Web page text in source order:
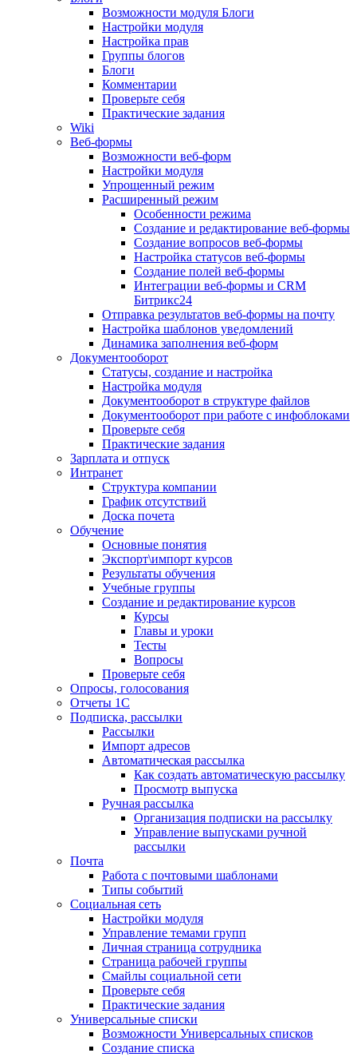
Возможности модуля Блоги
Настройки модуля
Настройка прав
Группы блогов
Блоги
Комментарии
Проверьте себя
Практические задания
Wiki
Веб-формы
Возможности веб-форм
Настройки модуля
Упрощенный режим
Расширенный режим
Особенности режима
Создание и редактирование веб-формы
Создание вопросов веб-формы
Настройка статусов веб-формы
Создание полей веб-формы
Интеграции веб-формы и CRM
Битрикс24
Отправка результатов веб-формы на почту
Настройка шаблонов уведомлений
Динамика заполнения веб-форм
Документооборот
Статусы, создание и настройка
Настройка модуля
Документооборот в структуре файлов
Документооборот при работе с инфоблоками
Проверьте себя
Практические задания
Зарплата и отпуск
Интранет
Структура компании
График отсутствий
Доска почета
Обучение
Основные понятия
Экспорт\импорт курсов
Результаты обучения
Учебные группы
Создание и редактирование курсов
Курсы
Главы и уроки
Тесты
Вопросы
Проверьте себя
Опросы, голосования
Отчеты 1С
Подписка, рассылки
Рассылки
Импорт адресов
Автоматическая рассылка
Как создать автоматическую рассылку
Просмотр выпуска
Ручная рассылка
Организация подписки на рассылку
Управление выпусками ручной
рассылки
Почта
Работа с почтовыми шаблонами
Типы событий
Социальная сеть
Настройки модуля
Управление темами групп
Личная страница сотрудника
Страница рабочей группы
Смайлы социальной сети
Проверьте себя
Практические задания
Универсальные списки
Возможности Универсальных списков
Создание списка